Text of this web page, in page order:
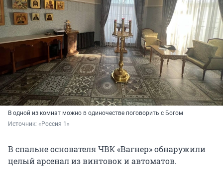
В одной из комнат можно в одиночестве поговорить с Богом
Источник: «Россия 1»
В спальне основателя ЧВК «Вагнер» обнаружили
целый арсенал из винтовок и автоматов.